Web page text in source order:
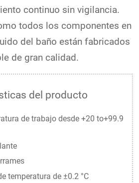
continuo sin vigilancia.
todos los componentes en
del baño están fabricados
de gran calidad.
del producto
de trabajo desde +20 to+99.9
temperatura de ±0.2 °C